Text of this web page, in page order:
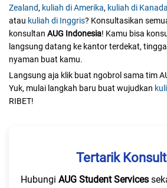
Zealand, kuliah di Amerika, kuliah di Kanada
atau kuliah di Inggris? Konsultasikan
konsultan AUG Indonesia! Kamu bisa
langsung datang ke kantor terdekat,
nyaman buat kamu.
Langsung aja klik buat ngobrol sama tim
Yuk, mulai langkah baru buat wujudkan
RIBET!
Tertarik
Hubungi AUG Student Services